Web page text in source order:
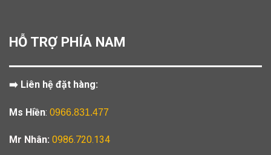
HỖ TRỢ PHÍA NAM
➡️ Liên hệ đặt hàng:
Ms Hiền: 0966.831.477
Mr Nhân: 0986.720.134